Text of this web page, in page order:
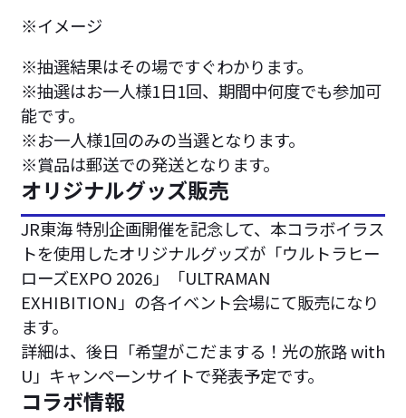
※イメージ
※抽選結果はその場ですぐわかります。
※抽選はお一人様1日1回、期間中何度でも参加可
能です。
※お一人様1回のみの当選となります。
※賞品は郵送での発送となります。
オリジナルグッズ販売
JR東海 特別企画開催を記念して、本コラボイラス
トを使用したオリジナルグッズが「ウルトラヒー
ローズEXPO 2026」「ULTRAMAN
EXHIBITION」の各イベント会場にて販売になり
ます。
詳細は、後日「希望がこだまする！光の旅路 with
U」キャンペーンサイトで発表予定です。
コラボ情報